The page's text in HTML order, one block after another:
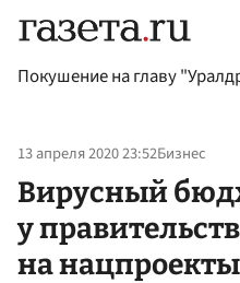
Покушение на главу
13 апреля 2020 23:52Бизнес
Вирусный
у
на нацпроекты